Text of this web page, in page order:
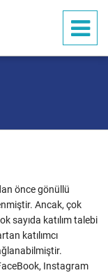
önce gönüllü
Ancak, çok
sayıda katılım talebi
katılımcı
Instagram